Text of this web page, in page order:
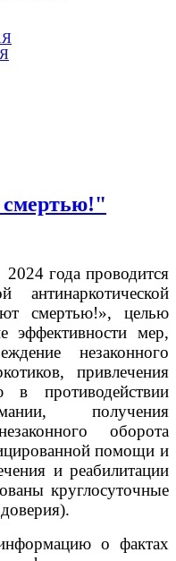
смертью!"
года проводится
антинаркотической
смертью!», целью
эффективности мер,
незаконного
привлечения
в противодействии
получения
оборота
помощи и
и реабилитации
круглосуточные
о фактах